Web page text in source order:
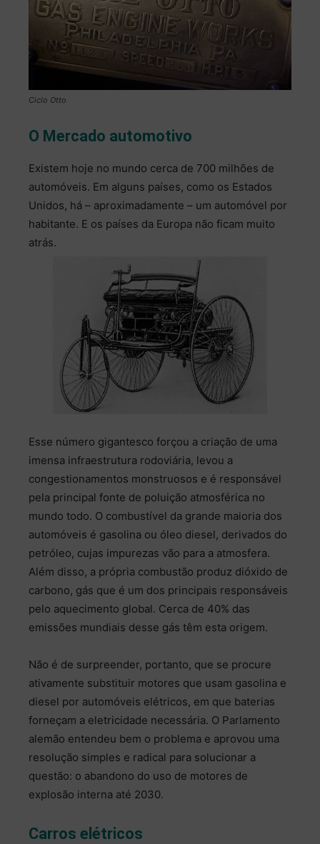
Ciclo Otto
O Mercado automotivo
Existem hoje no mundo cerca de 700 milhões de
automóveis. Em alguns países, como os Estados
Unidos, há – aproximadamente – um automóvel por
habitante. E os países da Europa não ficam muito
atrás.
Esse número gigantesco forçou a criação de uma
imensa infraestrutura rodoviária, levou a
congestionamentos monstruosos e é responsável
pela principal fonte de poluição atmosférica no
mundo todo. O combustível da grande maioria dos
automóveis é gasolina ou óleo diesel, derivados do
petróleo, cujas impurezas vão para a atmosfera.
Além disso, a própria combustão produz dióxido de
carbono, gás que é um dos principais responsáveis
pelo aquecimento global. Cerca de 40% das
emissões mundiais desse gás têm esta origem.
Não é de surpreender, portanto, que se procure
ativamente substituir motores que usam gasolina e
diesel por automóveis elétricos, em que baterias
forneçam a eletricidade necessária. O Parlamento
alemão entendeu bem o problema e aprovou uma
resolução simples e radical para solucionar a
questão: o abandono do uso de motores de
explosão interna até 2030.
Carros elétricos